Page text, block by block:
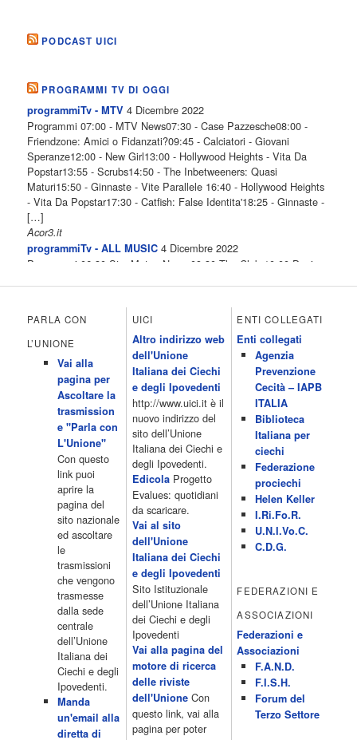
PODCAST UICI
PROGRAMMI TV DI OGGI
programmiTv - MTV 4 Dicembre 2022
Programmi 07:00 - MTV News07:30 - Case Pazzesche08:00 -
Friendzone: Amici o Fidanzati?09:45 - Calciatori - Giovani
Speranze12:00 - New Girl13:00 - Hollywood Heights - Vita Da
Popstar13:55 - Scrubs14:50 - The Inbetweeners: Quasi
Maturi15:50 - Ginnaste - Vite Parallele 16:40 - Hollywood Heights
- Vita Da Popstar17:30 - Catfish: False Identita'18:25 - Ginnaste -
[…]
Acor3.it
programmiTv - ALL MUSIC 4 Dicembre 2022
Programmi 06.30 Star.Meteo.News 09.30 The Club 10.00 Deejay
All News 16.05 Rotazione musicale 19.00 All News 19.05 The
Club 19.30 19.30 Human Guinea Pigs 20.00 Inbox 21.00 Code
Monkeys 21.30 Sons of Butcher […]
programmiTv - ITALIA 1 4 Dicembre 2022
Programmi 06.35 Cartoni Animati 09.05 Telefilm:Starsky & Hutch
10.10 Telefilm:Supercar 12.15 12.15 Secondo voi 12.25 Studio
Aperto 13.00 Studio Sport 13.40 Cartoni animati 14.30 I Simpson
15.00 Telefilm:Paso adelante 15.55 15.55 Telefilm:Wildfire 16.50
Cartoni animati 18.30 Studio Aperto 19.05 Don Luca c'� 19.35
19.35 Medici miei 20.05 Camera caf� 20.30 La ruota della
fortuna 21.10 […]
Acor3.it
programmiTv - LA 7
4 Dicembre 2022
Programmi 06:00 - Tg La7/meteo/oroscopo/traffico06:55 - Movie
Flash07:00 - Omnibus ? Rassegna stampa07:30 - Tg La707:50 -
Omnibus09:50 - Coffee Break11:00 - L?aria che tira12:25 - I
men� di Benedetta13:30 - Tg La714:00 - Tg La7 Cronache14:40 -
Telefilm: Le strade di San Francisco - Omicidio di primo grado -
Una scuola di paura 16:30 […]
Acor3.it
programmiTv - CANALE 5 4 Dicembre 2022
Programmi 2/3 06.00 TG5/Traffico/Meteo/Borse e monete 08.00
TG5 Mattina 08.40 Mattino Cinque(TG5-Ore 10) 11.00 Forum
13.00 2/3 13.00 TG5 13.40 Beautiful 14.10 Centovetrine 14.45
Uomini e donne 16.15 2/3 16.15 Amici 16.55 Pomeriggio
cinque(All'interno: TG5-5 minuti 17.55) 18.50 Chi vuol essere
milionario 20.00 2/3 20.00 TG5 20.30 Striscia la notizia 21.10
PARLA CON
L’UNIONE
Vai alla
pagina per
Ascoltare la
trasmission
e "Parla con
L'Unione"
Con questo
link puoi
aprire la
pagina del
sito nazionale
ed ascoltare
le
trasmissioni
che vengono
trasmesse
dalla sede
centrale
dell’Unione
Italiana dei
Ciechi e degli
Ipovedenti.
Manda
un'email alla
diretta di
UICI
Altro indirizzo web
dell'Unione
Italiana dei Ciechi
e degli Ipovedenti
http://www.uici.it è il
nuovo indirizzo del
sito dell’Unione
Italiana dei Ciechi e
degli Ipovedenti.
EdicolaProgetto
Evalues: quotidiani
da scaricare.
Vai al sito
dell'Unione
Italiana dei Ciechi
e degli Ipovedenti
Sito Istituzionale
dell’Unione Italiana
dei Ciechi e degli
Ipovedenti
Vai alla pagina del
motore di ricerca
delle riviste
dell'UnioneCon
questo link, vai alla
pagina per poter
ENTI COLLEGATI
Enti collegati
Agenzia
Prevenzione
Cecità – IAPB
ITALIA
Biblioteca
Italiana per
ciechi
Federazione
prociechi
Helen Keller
I.Ri.Fo.R.
U.N.I.Vo.C.
C.D.G.
FEDERAZIONI E
ASSOCIAZIONI
Federazioni e
Associazioni
F.A.N.D.
F.I.S.H.
Forum del
Terzo Settore